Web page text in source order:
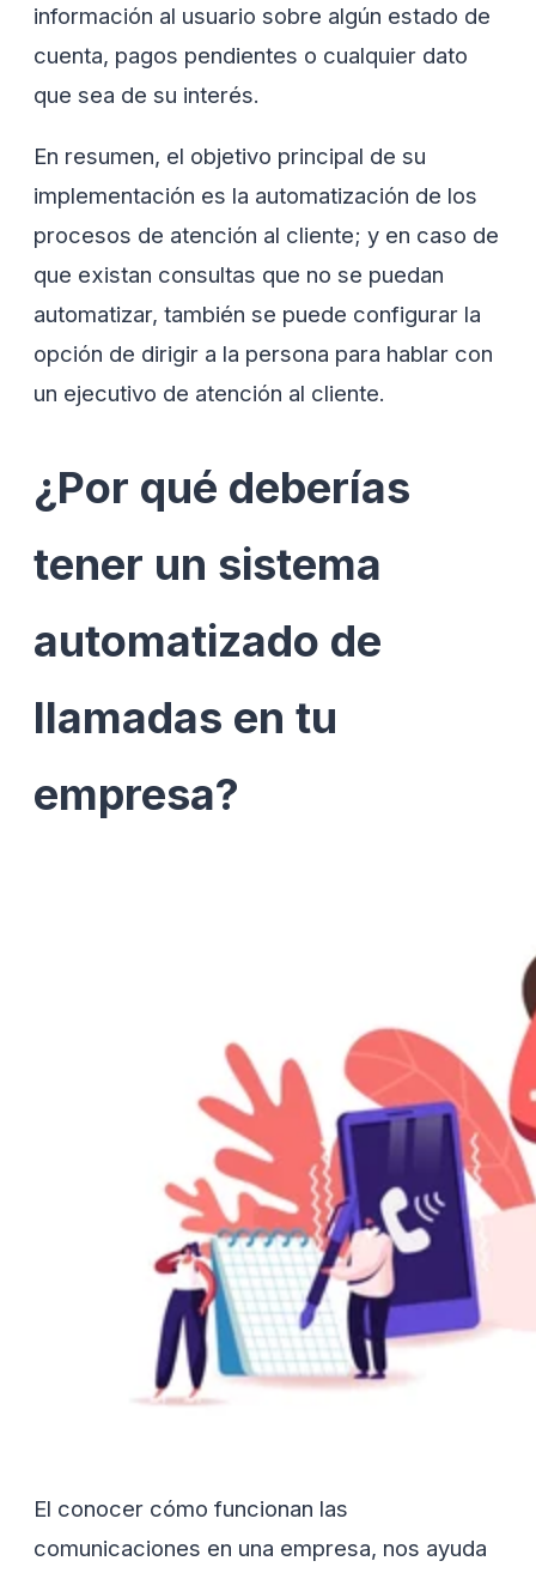
información al usuario sobre algún estado de
cuenta, pagos pendientes o cualquier dato
que sea de su interés.
En resumen, el objetivo principal de su
implementación es la automatización de los
procesos de atención al cliente; y en caso de
que existan consultas que no se puedan
automatizar, también se puede configurar la
opción de dirigir a la persona para hablar con
un ejecutivo de atención al cliente.
¿Por qué deberías
tener un sistema
automatizado de
llamadas en tu
empresa?
El conocer cómo funcionan las
comunicaciones en una empresa, nos ayuda